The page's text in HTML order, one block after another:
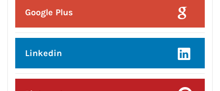
Google Plus
Linkedin